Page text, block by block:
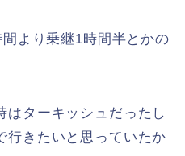
より乗継1時間半とかの
はターキッシュだったし
行きたいと思っていたか